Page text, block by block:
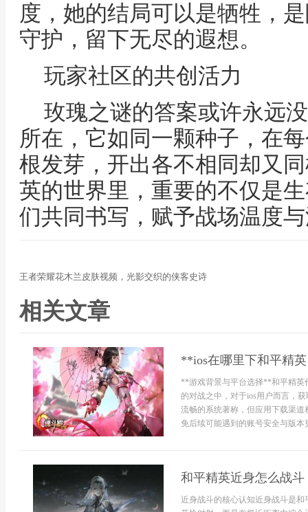
度，她的结局可以是牺牲，
守护，留下无尽的遐想。
玩家社区的共创活力
玫瑰之谜的答案或许永远
所在，它如同一颗种子，在
根发芽，开出各不相同却又
英的世界里，重要的不仅是
们共同书写，赋予战场温度
王者荣耀花木兰皮肤视频，光影交织的侠客史诗
相关文章
**ios在哪里下和平精
**游戏背景与平台选择**和平精英
的对战之中，对于ios用户而言，
流畅的系统著称，但应用下载渠
免后续可能遇到的账号安全与版
和平精英近身怎么战
近身战斗的核心认知近身战斗是